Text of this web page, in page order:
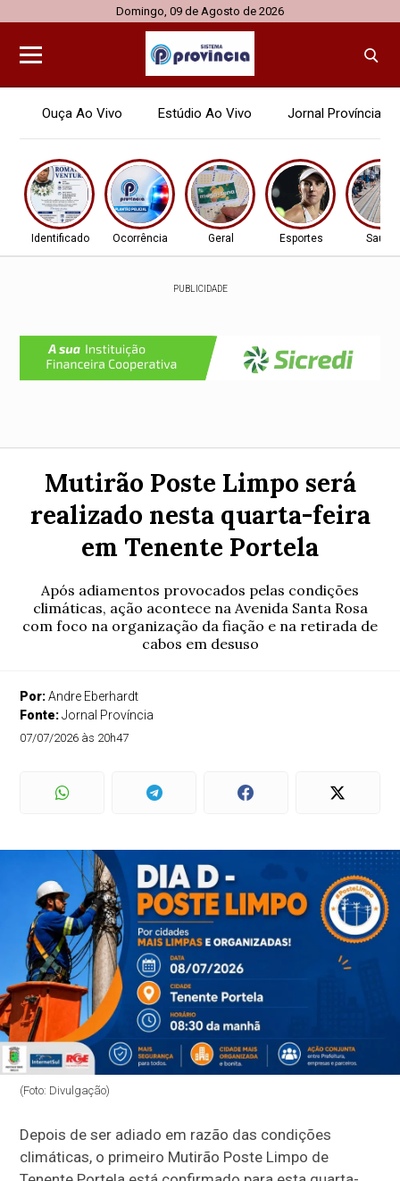
Domingo, 09 de Agosto de 2026
Ouça Ao Vivo Estúdio Ao Vivo Jornal Província
Identificado Ocorrência Geral Esportes Saúde
PUBLICIDADE
Mutirão Poste Limpo será
realizado nesta quarta-feira
em Tenente Portela
Após adiamentos provocados pelas condições
climáticas, ação acontece na Avenida Santa Rosa
com foco na organização da fiação e na retirada de
cabos em desuso
Por:Andre Eberhardt
Fonte:Jornal Província
07/07/2026 às 20h47
(Foto: Divulgação)
Depois de ser adiado em razão das condições
climáticas, o primeiro Mutirão Poste Limpo de